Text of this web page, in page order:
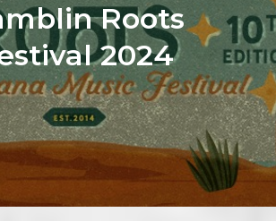
Roots
2024